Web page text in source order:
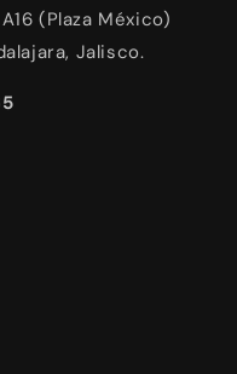
(Plaza México)
Jalisco.